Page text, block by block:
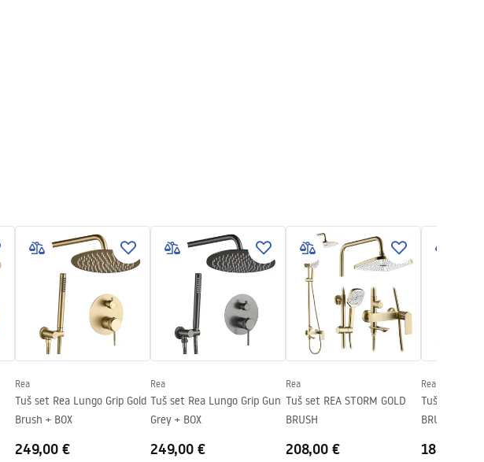
Rea
Tuš set Rea Lungo Grip Gold
Brush + BOX
249,00 €
Rea
Tuš set Rea Lungo Grip Gun
Grey + BOX
249,00 €
Rea
Tuš set REA STORM GOLD
BRUSH
208,00 €
Rea
Tuš set REA
BRUSH
180,00 €